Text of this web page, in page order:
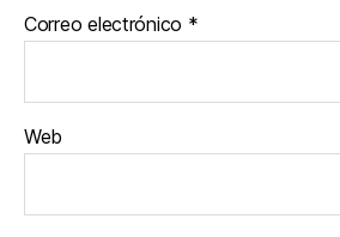
Correo electrónico *
Web